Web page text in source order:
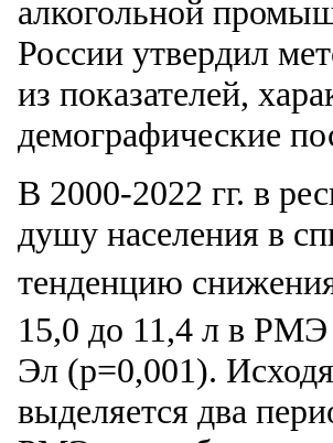
алкогольной
России утвердил
из показателей,
демографические
В 2000-2022 гг. в
душу населения в
тенденцию
15,0 до 11,4 л в
Эл (p=0,001).
выделяется два